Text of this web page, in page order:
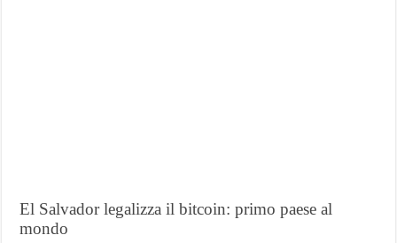
El Salvador legalizza il bitcoin: primo paese al
mondo